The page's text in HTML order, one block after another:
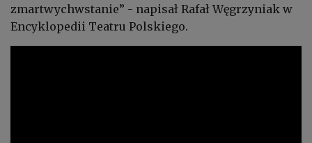
zmartwychwstanie” - napisał Rafał Węgrzyniak w
Encyklopedii Teatru Polskiego.